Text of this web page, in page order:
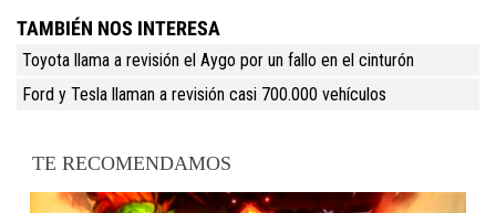
TAMBIÉN NOS INTERESA
Toyota llama a revisión el Aygo por un fallo en el cinturón
Ford y Tesla llaman a revisión casi 700.000 vehículos
TE RECOMENDAMOS